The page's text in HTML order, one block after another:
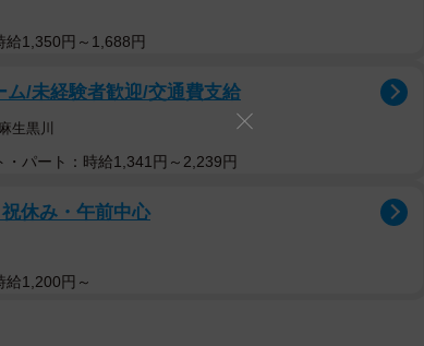
給1,350円～1,688円
/未経験者歓迎/交通費支給
生黒川
・パート：時給1,341円～2,239円
休み・午前中心
給1,200円～